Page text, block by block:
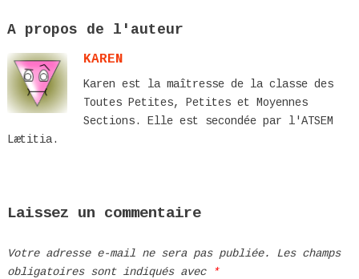
A propos de l'auteur
KAREN
Karen est la maîtresse de la classe des
Toutes Petites, Petites et Moyennes
Sections. Elle est secondée par l'ATSEM
Lætitia.
Laissez un commentaire
Votre adresse e-mail ne sera pas publiée.
Les champs
obligatoires sont indiqués avec
*